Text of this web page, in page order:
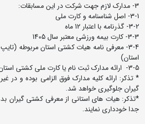
3- مدارک لازم جهت شرکت در این مسابقات:
3-1- اصل شناسنامه و کارت ملی
3-2- گذرنامه با اعتبار 12 ماه
3-3- کارت بیمه ورزشی معتبر سال 1405
3-4- معرفی نامه هیات کشتی استان مربوطه
استان)
3-5- ارائه مدارک ثبت نام یا کارت ملی کشتی استان مربوطه.
* تذکر: ارائه کلیه مدارک فوق الزامی بوده و در
گیران جلوگیری خواهد شد.
جدا خودداری نمایند.